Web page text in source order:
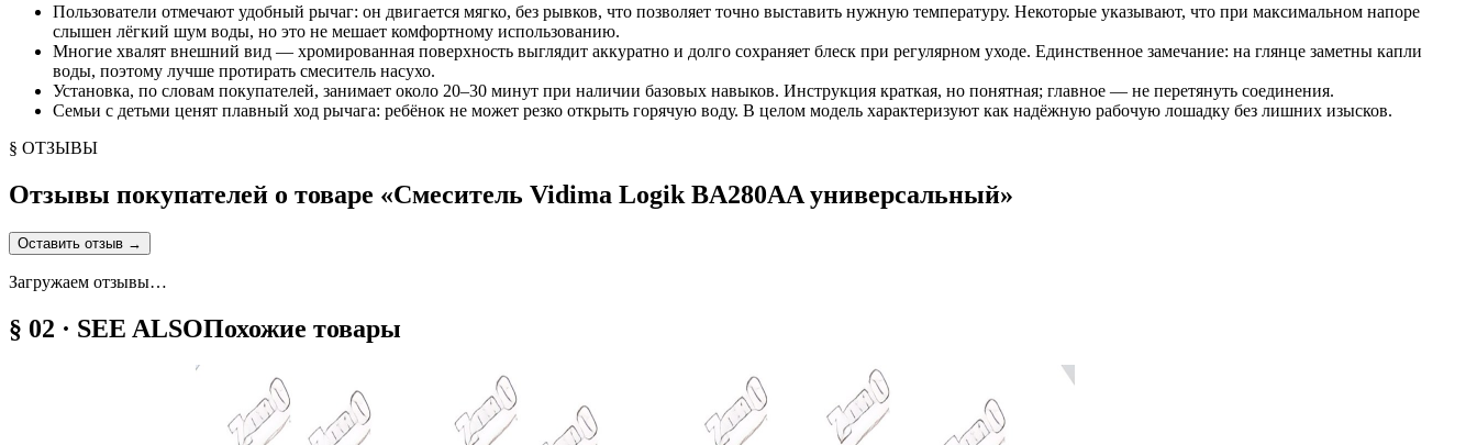
Пользователи отмечают удобный рычаг: он двигается мягко, без рывков, что позволяет точно выставить нужную температуру. Некоторые указывают, что при максимальном напоре
слышен лёгкий шум воды, но это не мешает комфортному использованию.
Многие хвалят внешний вид — хромированная поверхность выглядит аккуратно и долго сохраняет блеск при регулярном уходе. Единственное замечание: на глянце заметны капли
воды, поэтому лучше протирать смеситель насухо.
Установка, по словам покупателей, занимает около 20–30 минут при наличии базовых навыков. Инструкция краткая, но понятная; главное — не перетянуть соединения.
Семьи с детьми ценят плавный ход рычага: ребёнок не может резко открыть горячую воду. В целом модель характеризуют как надёжную рабочую лошадку без лишних изысков.
§ ОТЗЫВЫ
Отзывы покупателей о товаре «Смеситель Vidima Logik BA280AA универсальный»
Оставить отзыв →
Загружаем отзывы…
§ 02 · SEE ALSOПохожие товары